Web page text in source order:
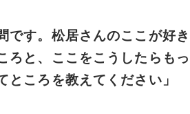
です。松居さんのここが好き
ろと、ここをこうしたらもっ
ところを教えてください」